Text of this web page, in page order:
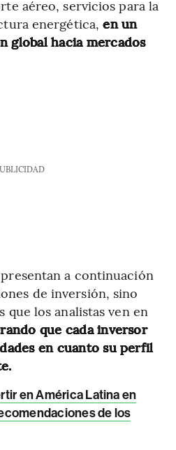
aéreo, servicios para la
energética, en un
global hacia mercados
a continuación
de inversión, sino
que los analistas ven en
que cada inversor
en cuanto su perfil
en América Latina en
de los